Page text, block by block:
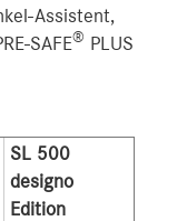
Assistent,
SAFE®
PLUS
SL 500
designo
Edition